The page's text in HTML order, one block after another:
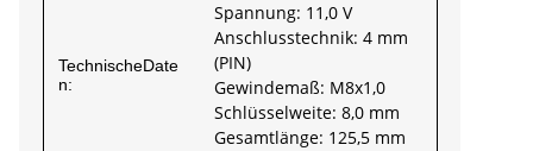
TechnischeDate
n:
Spannung: 11,0 V
Anschlusstechnik: 4 mm
(PIN)
Gewindemaß: M8x1,0
Schlüsselweite: 8,0 mm
Gesamtlänge: 125,5 mm